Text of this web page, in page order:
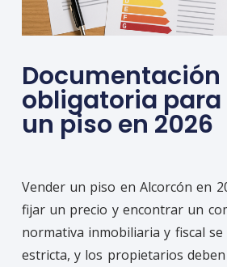
Documentación
obligatoria para
un piso en 2026
Vender un piso en Alcorcón en
fijar un precio y encontrar un
normativa inmobiliaria y fiscal
estricta, y los propietarios